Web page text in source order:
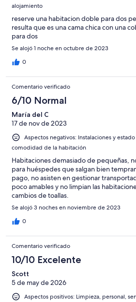
alojamiento
reserve una habitacion doble para dos
resulta que es una cama chica con una
para dos
Se alojó 1 noche en octubre de 2023
0
Comentario verificado
6/10 Normal
María del C
17 de nov de 2023
Aspectos negativos: Instalaciones y
comodidad de la habitación
Habitaciones demasiado de pequeñas,
para huéspedes que salgan bien
pago, no asisten en gestionar
poco amables y no limpian las
cambios de toallas.
Se alojó 3 noches en noviembre de 2023
0
Comentario verificado
10/10 Excelente
Scott
5 de may de 2026
Aspectos positivos: Limpieza, personal,